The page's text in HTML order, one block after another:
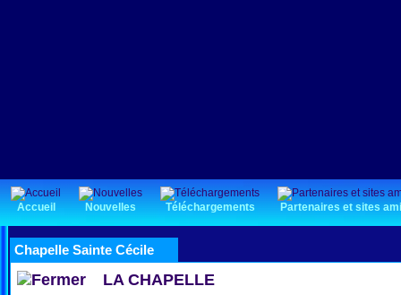
Accueil Nouvelles Téléchargements Partenaires et sites
Chapelle Sainte Cécile
LA CHAPELLE